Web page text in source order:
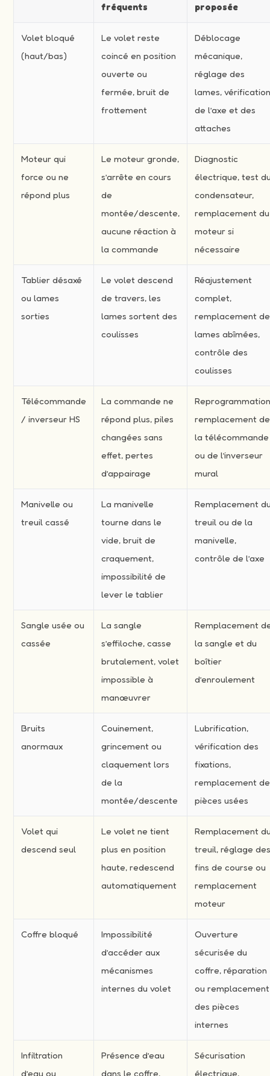
fréquents
proposée
Volet bloqué
(haut/bas)
Le volet reste
coincé en position
ouverte ou
fermée, bruit de
frottement
Déblocage
mécanique,
réglage des
lames,
de l’axe et des
attaches
Moteur qui
force ou ne
répond plus
Le moteur gronde,
s’arrête en cours
de
montée/descente,
aucune réaction à
la commande
Diagnostic
électrique, test
condensateur,
remplacement du
moteur si
nécessaire
Tablier désaxé
ou lames
sorties
Le volet descend
de travers, les
lames sortent des
coulisses
Réajustement
complet,
remplacement de
lames abîmées,
contrôle des
coulisses
Télécommande
/ inverseur HS
La commande ne
répond plus, piles
changées sans
effet, pertes
d’appairage
remplacement de
la télécommande
ou de l’inverseur
mural
Manivelle ou
treuil cassé
La manivelle
tourne dans le
vide, bruit de
craquement,
impossibilité de
lever le tablier
Remplacement
treuil ou de la
manivelle,
contrôle de l’axe
Sangle usée ou
cassée
La sangle
s’effiloche, casse
brutalement, volet
impossible à
manœuvrer
Remplacement
la sangle et du
boîtier
d’enroulement
Bruits
anormaux
Couinement,
grincement ou
claquement lors
de la
montée/descente
Lubrification,
vérification des
fixations,
remplacement de
pièces usées
Volet qui
descend seul
Le volet ne tient
plus en position
haute, redescend
automatiquement
Remplacement
treuil, réglage
fins de course ou
remplacement
moteur
Coffre bloqué
Impossibilité
d’accéder aux
mécanismes
internes du volet
Ouverture
sécurisée du
coffre, réparation
ou remplacement
des pièces
internes
Infiltration
d’eau ou
Présence d’eau
dans le coffre,
Sécurisation
électrique,